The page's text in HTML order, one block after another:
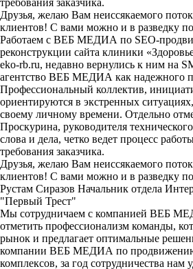
требования заказчика.
Друзья, желаю Вам неиссякаемого
клиентов! С вами можно и в разведку
Работаем с ВЕБ МЕДИА по SEO-
реконструкции сайта клиники
eko-rb.ru, недавно вернулись к ним на
агентство ВЕБ МЕДИА как надежного
Профессиональный коллектив,
ориентируются в экстренных
своему личному времени. Отдельно
Проскурина, руководителя
слова и дела, четко ведет процесс
требования заказчика.
Друзья, желаю Вам неиссякаемого
клиентов! С вами можно и в разведку
Рустам Сиразов Начальник отдела
"Первый Трест"
Мы сотрудничаем с компанией ВЕБ
отметить профессионализм команды,
рынок и предлагает оптимальные
компании ВЕБ МЕДИА по
комплексов, за год сотрудничества нам